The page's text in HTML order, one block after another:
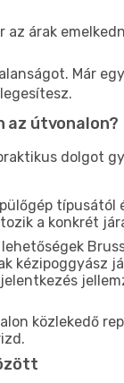
az árak
Már
az útvonalon?
dolgot
a konkrét
közlekedő